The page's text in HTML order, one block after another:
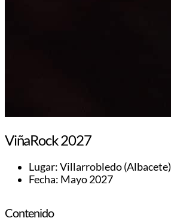
ViñaRock 2027
Lugar: Villarrobledo (Albacete)
Fecha: Mayo 2027
Contenido